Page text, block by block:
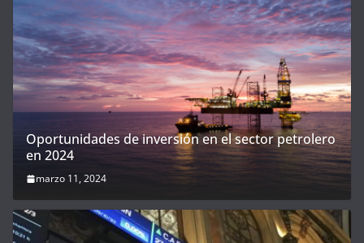
Oportunidades de inversión en el sector petrolero
en 2024
marzo 11, 2024